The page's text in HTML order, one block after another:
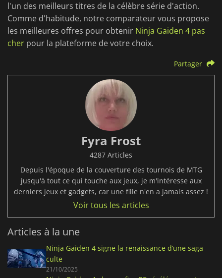
l'un des meilleurs titres de la célèbre série d'action.
Comme d'habitude, notre comparateur vous propose
les meilleures offres pour obtenir Ninja Gaiden 4 pas
cher pour la plateforme de votre choix.
Partager
Fyra Frost
4287 Articles
Depuis l'époque de la couverture des tournois de MTG
jusqu'à tout ce qui touche aux jeux, je m'intéresse aux
derniers jeux et gadgets, car une fille n'en a jamais assez !
Voir tous les articles
Articles à la une
Ninja Gaiden 4 signe la renaissance d’une saga
culte
21/10/2025